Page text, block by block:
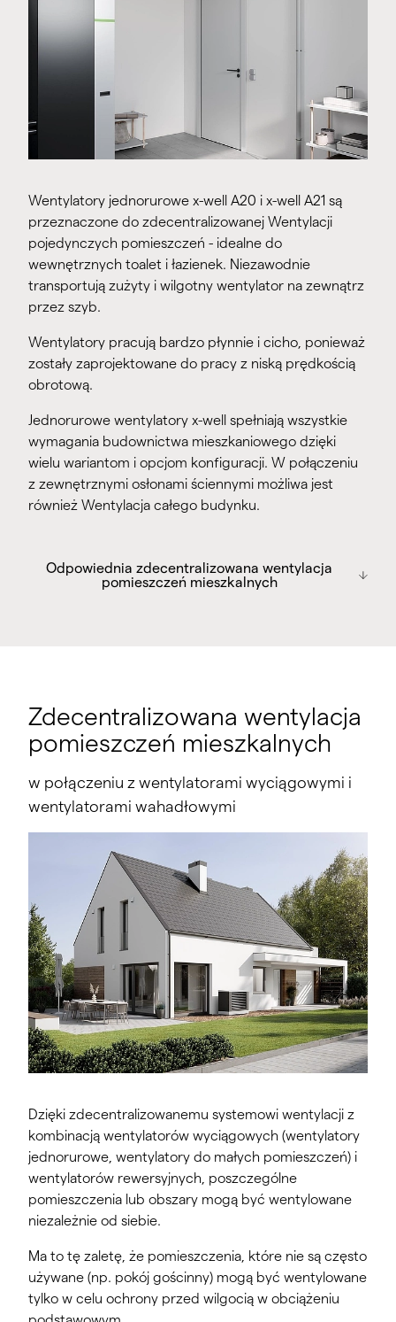
Wentylatory jednorurowe x-well A20 i x-well A21 są
przeznaczone do zdecentralizowanej Wentylacji
pojedynczych pomieszczeń - idealne do
wewnętrznych toalet i łazienek. Niezawodnie
transportują zużyty i wilgotny wentylator na zewnątrz
przez szyb.
Wentylatory pracują bardzo płynnie i cicho, ponieważ
zostały zaprojektowane do pracy z niską prędkością
obrotową.
Jednorurowe wentylatory x-well spełniają wszystkie
wymagania budownictwa mieszkaniowego dzięki
wielu wariantom i opcjom konfiguracji. W połączeniu
z zewnętrznymi osłonami ściennymi możliwa jest
również Wentylacja całego budynku.
wentylacja pomieszczeń mieszkalnych
x studzienka ALD12 Zewnętrzny nawiewnik ścienny
x studzienka ALD13 Zewnętrzny nawiewnik ścienny
Odpowiednia zdecentralizowana wentylacja
pomieszczeń mieszkalnych
Zdecentralizowana wentylacja
pomieszczeń mieszkalnych
w połączeniu z wentylatorami wyciągowymi i
wentylatorami wahadłowymi
Dzięki zdecentralizowanemu systemowi wentylacji z
kombinacją wentylatorów wyciągowych (wentylatory
jednorurowe, wentylatory do małych pomieszczeń) i
wentylatorów rewersyjnych, poszczególne
pomieszczenia lub obszary mogą być wentylowane
niezależnie od siebie.
Ma to tę zaletę, że pomieszczenia, które nie są często
używane (np. pokój gościnny) mogą być wentylowane
tylko w celu ochrony przed wilgocią w obciążeniu